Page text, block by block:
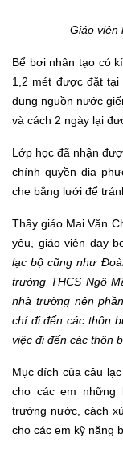
Giáo viên
Bể bơi nhân tạo có
1,2 mét được đặt
dụng nguồn nước
và cách 2 ngày lại
Lớp học đã nhận
chính quyền địa
che bằng lưới để
Thầy giáo Mai Văn
yêu, giáo viên dạy
lạc bộ cũng như
trường THCS Ngô
nhà trường nên
chí đi đến các thôn
việc đi đến các thôn
Mục đích củacâu
cho các em những
trường nước, cách
cho các em kỹ năng